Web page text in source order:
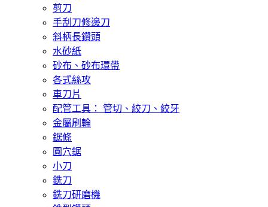
剪刀
手刮刀修邊刀
斜柄長鑽頭
水砂紙
砂布、砂布環帶
各式絲攻
車刀片
配管工具： 管切、絞刀、絞牙
金屬刷輪
鋸條
圓穴鋸
小刀
銑刀
銑刀研磨機